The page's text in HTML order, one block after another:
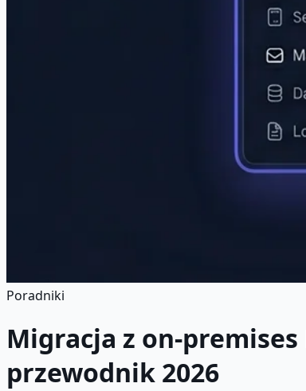
Poradniki
Migracja z on-
przewodnik 2026